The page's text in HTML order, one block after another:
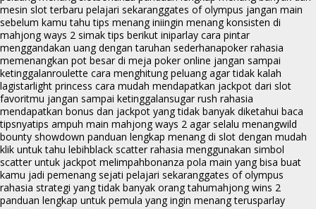
mesin slot terbaru pelajari sekaranggates of olympus jangan main
sebelum kamu tahu tips menang iniingin menang konsisten di
mahjong ways 2 simak tips berikut iniparlay cara pintar
menggandakan uang dengan taruhan sederhanapoker rahasia
memenangkan pot besar di meja poker online jangan sampai
ketinggalanroulette cara menghitung peluang agar tidak kalah
lagistarlight princess cara mudah mendapatkan jackpot dari slot
favoritmu jangan sampai ketinggalansugar rush rahasia
mendapatkan bonus dan jackpot yang tidak banyak diketahui baca
tipsnyatips ampuh main mahjong ways 2 agar selalu menangwild
bounty showdown panduan lengkap menang di slot dengan mudah
klik untuk tahu lebihblack scatter rahasia menggunakan simbol
scatter untuk jackpot melimpahbonanza pola main yang bisa buat
kamu jadi pemenang sejati pelajari sekaranggates of olympus
rahasia strategi yang tidak banyak orang tahumahjong wins 2
panduan lengkap untuk pemula yang ingin menang terusparlay